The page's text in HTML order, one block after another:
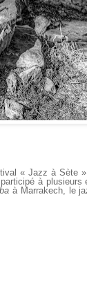
« Jazz à Sète
à
à Marrakech, le